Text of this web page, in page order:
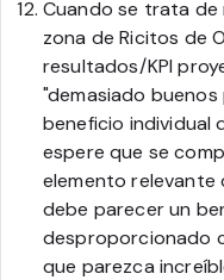
Cuando se trata de
zona de Ricitos de
resultados/KPI
"demasiado buenos
beneficio individual
espere que se
elemento relevante
debe parecer un
desproporcionado
que parezca